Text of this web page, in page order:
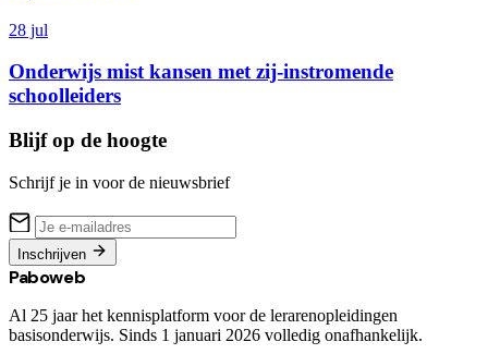
28 jul
Onderwijs mist kansen met zij-instromende
schoolleiders
Blijf op de hoogte
Schrijf je in voor de nieuwsbrief
Inschrijven
Paboweb
Al 25 jaar het kennisplatform voor de lerarenopleidingen
basisonderwijs. Sinds 1 januari 2026 volledig onafhankelijk.